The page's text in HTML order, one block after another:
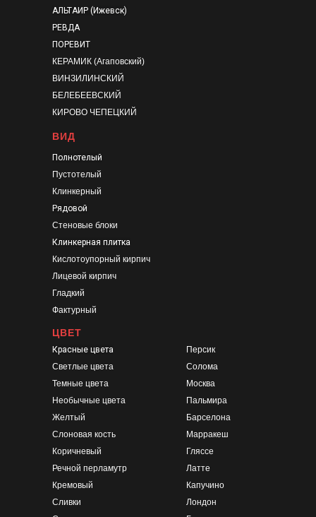
АЛЬТАИР (Ижевск)
РЕВДА
ПОРЕВИТ
КЕРАМИК (Агаповский)
ВИНЗИЛИНСКИЙ
БЕЛЕБЕЕВСКИЙ
КИРОВО ЧЕПЕЦКИЙ
ВИД
ЦВЕТ
Красные цвета
Светлые цвета
Темные цвета
Необычные цвета
Желтый
Слоновая кость
Коричневый
Речной перламутр
Кремовый
Сливки
Полнотелый
Пустотелый
Клинкерный
Рядовой
Стеновые блоки
Клинкерная плитка
Кислотоупорный кирпич
Лицевой кирпич
Гладкий
Фактурный
Персик
Солома
Москва
Пальмира
Барселона
Марракеш
Гляссе
Латте
Капучино
Лондон